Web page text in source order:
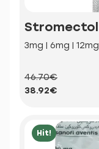
Stromectol
3mg | 6mg | 12mg
46.70€
38.92€
Hit!